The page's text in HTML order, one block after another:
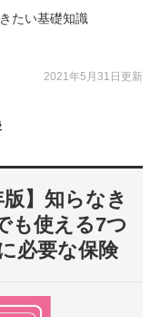
たい基礎知識
2021年5月31日更新
】知らなき
も使える7つ
必要な保険